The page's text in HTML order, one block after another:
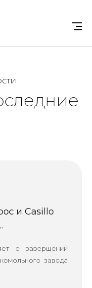
и Casillo
о завершении
завода